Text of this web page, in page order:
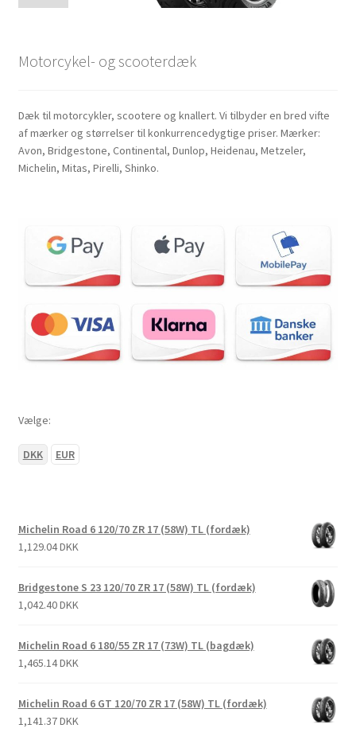
Motorcykel- og scooterdæk
Dæk til motorcykler, scootere og knallert. Vi tilbyder en bred vifte
af mærker og størrelser til konkurrencedygtige priser. Mærker:
Avon, Bridgestone, Continental, Dunlop, Heidenau, Metzeler,
Michelin, Mitas, Pirelli, Shinko.
Vælge:
DKK EUR
Michelin Road 6 120/70 ZR 17 (58W) TL (fordæk)
1,129.04 DKK
Bridgestone S 23 120/70 ZR 17 (58W) TL (fordæk)
1,042.40 DKK
Michelin Road 6 180/55 ZR 17 (73W) TL (bagdæk)
1,465.14 DKK
Michelin Road 6 GT 120/70 ZR 17 (58W) TL (fordæk)
1,141.37 DKK